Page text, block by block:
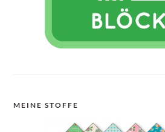
MEINE STOFFE